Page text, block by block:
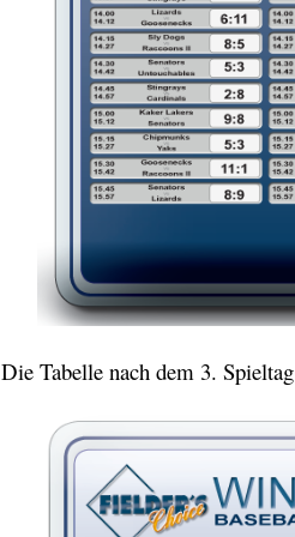
Die Tabelle nach dem 3. Spieltag